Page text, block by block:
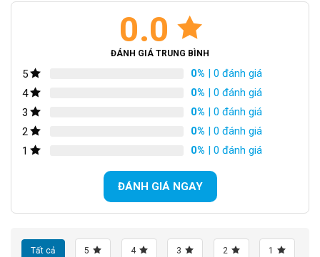
Hàng nhập khẩu nguyên chiếc từ Đài Loan,
nguyên thùng đầy đủ phụ kiện kèm theo xe, có
hoá đơn chứng từ nhập khẩu rõ ràng.
[table id=198 /]
Block
"hinh-anh-dia-chi-chan-trang-san-pham"not found
SKU:Wr20-Dd
Thẻ: Xe đạp trẻ em 10 tuổi
0.0
ĐÁNH GIÁ TRUNG BÌNH
5 0% | 0 đánh giá
4
0% | 0 đánh giá
3
0% | 0 đánh giá
2
0% | 0 đánh giá
1
0% | 0 đánh giá
ĐÁNH GIÁ NGAY
Tất cả 5 4 3 2 1